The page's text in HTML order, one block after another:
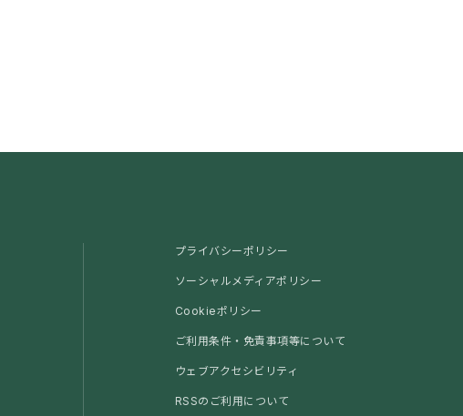
プライバシーポリシー
ソーシャルメディアポリシー
Cookieポリシー
ご利用条件・免責事項等について
ウェブアクセシビリティ
RSSのご利用について